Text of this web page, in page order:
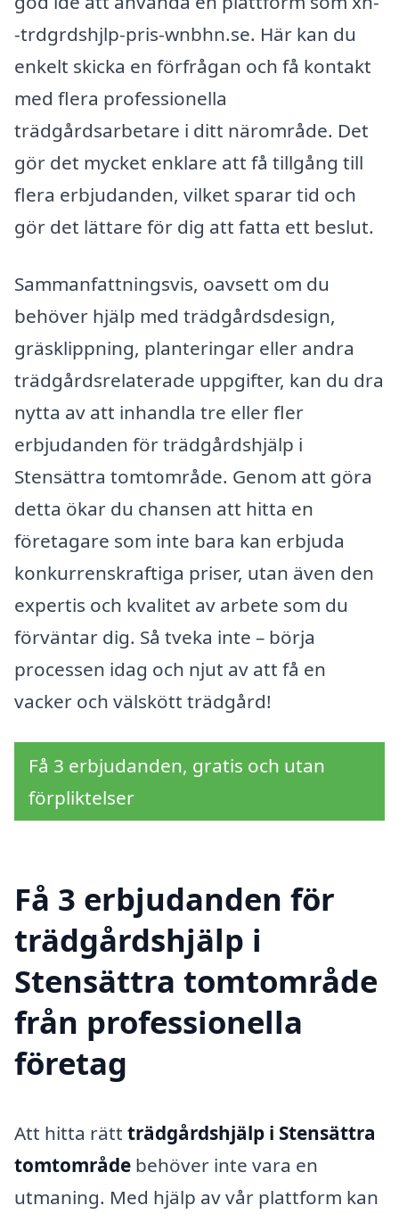
-trdgrdshjlp-pris-wnbhn.se. Här kan du
enkelt skicka en förfrågan och få kontakt
med flera professionella
trädgårdsarbetare i ditt närområde. Det
gör det mycket enklare att få tillgång till
flera erbjudanden, vilket sparar tid och
gör det lättare för dig att fatta ett beslut.
Sammanfattningsvis, oavsett om du
behöver hjälp med trädgårdsdesign,
gräsklippning, planteringar eller andra
trädgårdsrelaterade uppgifter, kan du dra
nytta av att inhandla tre eller fler
erbjudanden för trädgårdshjälp i
Stensättra tomtområde. Genom att göra
detta ökar du chansen att hitta en
företagare som inte bara kan erbjuda
konkurrenskraftiga priser, utan även den
expertis och kvalitet av arbete som du
förväntar dig. Så tveka inte – börja
processen idag och njut av att få en
vacker och välskött trädgård!
Få 3 erbjudanden, gratis och utan
förpliktelser
Få 3 erbjudanden för
trädgårdshjälp i
Stensättra tomtområde
från professionella
företag
Att hitta rätt trädgårdshjälp i Stensättra
tomtområde behöver inte vara en
utmaning. Med hjälp av vår plattform kan